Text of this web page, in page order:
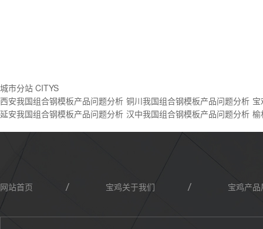
城市分站 CITYS
西安我国组合钢模板产品问题分析 铜川我国组合钢模板产品问题分析
延安我国组合钢模板产品问题分析 汉中我国组合钢模板产品问题分析 榆
网站首页 宝鸡关于我们 宝鸡产